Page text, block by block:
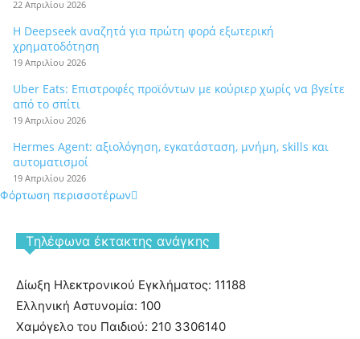
22 Απριλίου 2026
Η Deepseek αναζητά για πρώτη φορά εξωτερική
χρηματοδότηση
19 Απριλίου 2026
Uber Eats: Επιστροφές προϊόντων με κούριερ χωρίς να βγείτε
από το σπίτι
19 Απριλίου 2026
Hermes Agent: αξιολόγηση, εγκατάσταση, μνήμη, skills και
αυτοματισμοί
19 Απριλίου 2026
Φόρτωση περισσοτέρων
Tηλέφωνα έκτακτης ανάγκης
Δίωξη Ηλεκτρονικού Εγκλήματος: 11188
Ελληνική Αστυνομία: 100
Χαμόγελο του Παιδιού: 210 3306140